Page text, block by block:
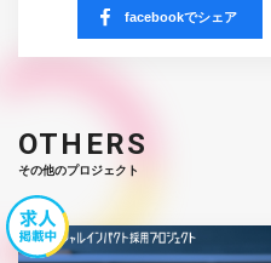
facebookでシェア
OTHERS
その他のプロジェクト